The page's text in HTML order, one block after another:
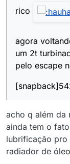
rico
agora
um 2t
pelo escape
acho q além da
ainda tem o
lubrificação pro
radiador de